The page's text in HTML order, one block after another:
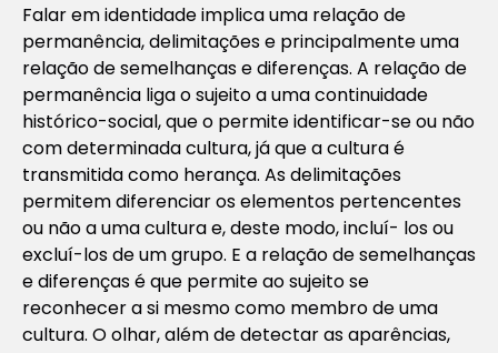
Falar em identidade implica uma relação de
permanência, delimitações e principalmente uma
relação de semelhanças e diferenças. A relação de
permanência liga o sujeito a uma continuidade
histórico-social, que o permite identificar-se ou não
com determinada cultura, já que a cultura é
transmitida como herança. As delimitações
permitem diferenciar os elementos pertencentes
ou não a uma cultura e, deste modo, incluí- los ou
excluí-los de um grupo. E a relação de semelhanças
e diferenças é que permite ao sujeito se
reconhecer a si mesmo como membro de uma
cultura. O olhar, além de detectar as aparências,